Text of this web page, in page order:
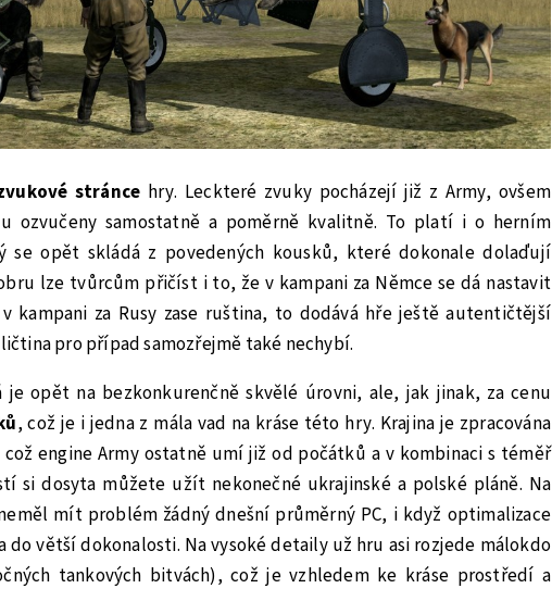
stránce hry. Leckteré zvuky pocházejí již z Army, ovšem
ozvučeny samostatně a poměrně kvalitně. To platí i o herním
se opět skládá z povedených kousků, které dokonale dolaďují
lze tvůrcům přičíst i to, že v kampani za Němce se dá nastavit
kampani za Rusy zase ruština, to dodává hře ještě autentičtější
pro případ samozřejmě také nechybí.
je opět na bezkonkurenčně skvělé úrovni, ale, jak jinak, za cenu
, což je i jedna z mála vad na kráse této hry. Krajina je zpracována
engine Army ostatně umí již od počátků a v kombinaci s téměř
si dosyta můžete užít nekonečné ukrajinské a polské pláně. Na
mít problém žádný dnešní průměrný PC, i když optimalizace
do větší dokonalosti. Na vysoké detaily už hru asi rozjede málokdo
tankových bitvách), což je vzhledem ke kráse prostředí a